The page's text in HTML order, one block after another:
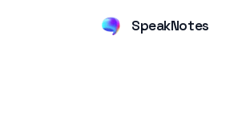
SpeakNotes